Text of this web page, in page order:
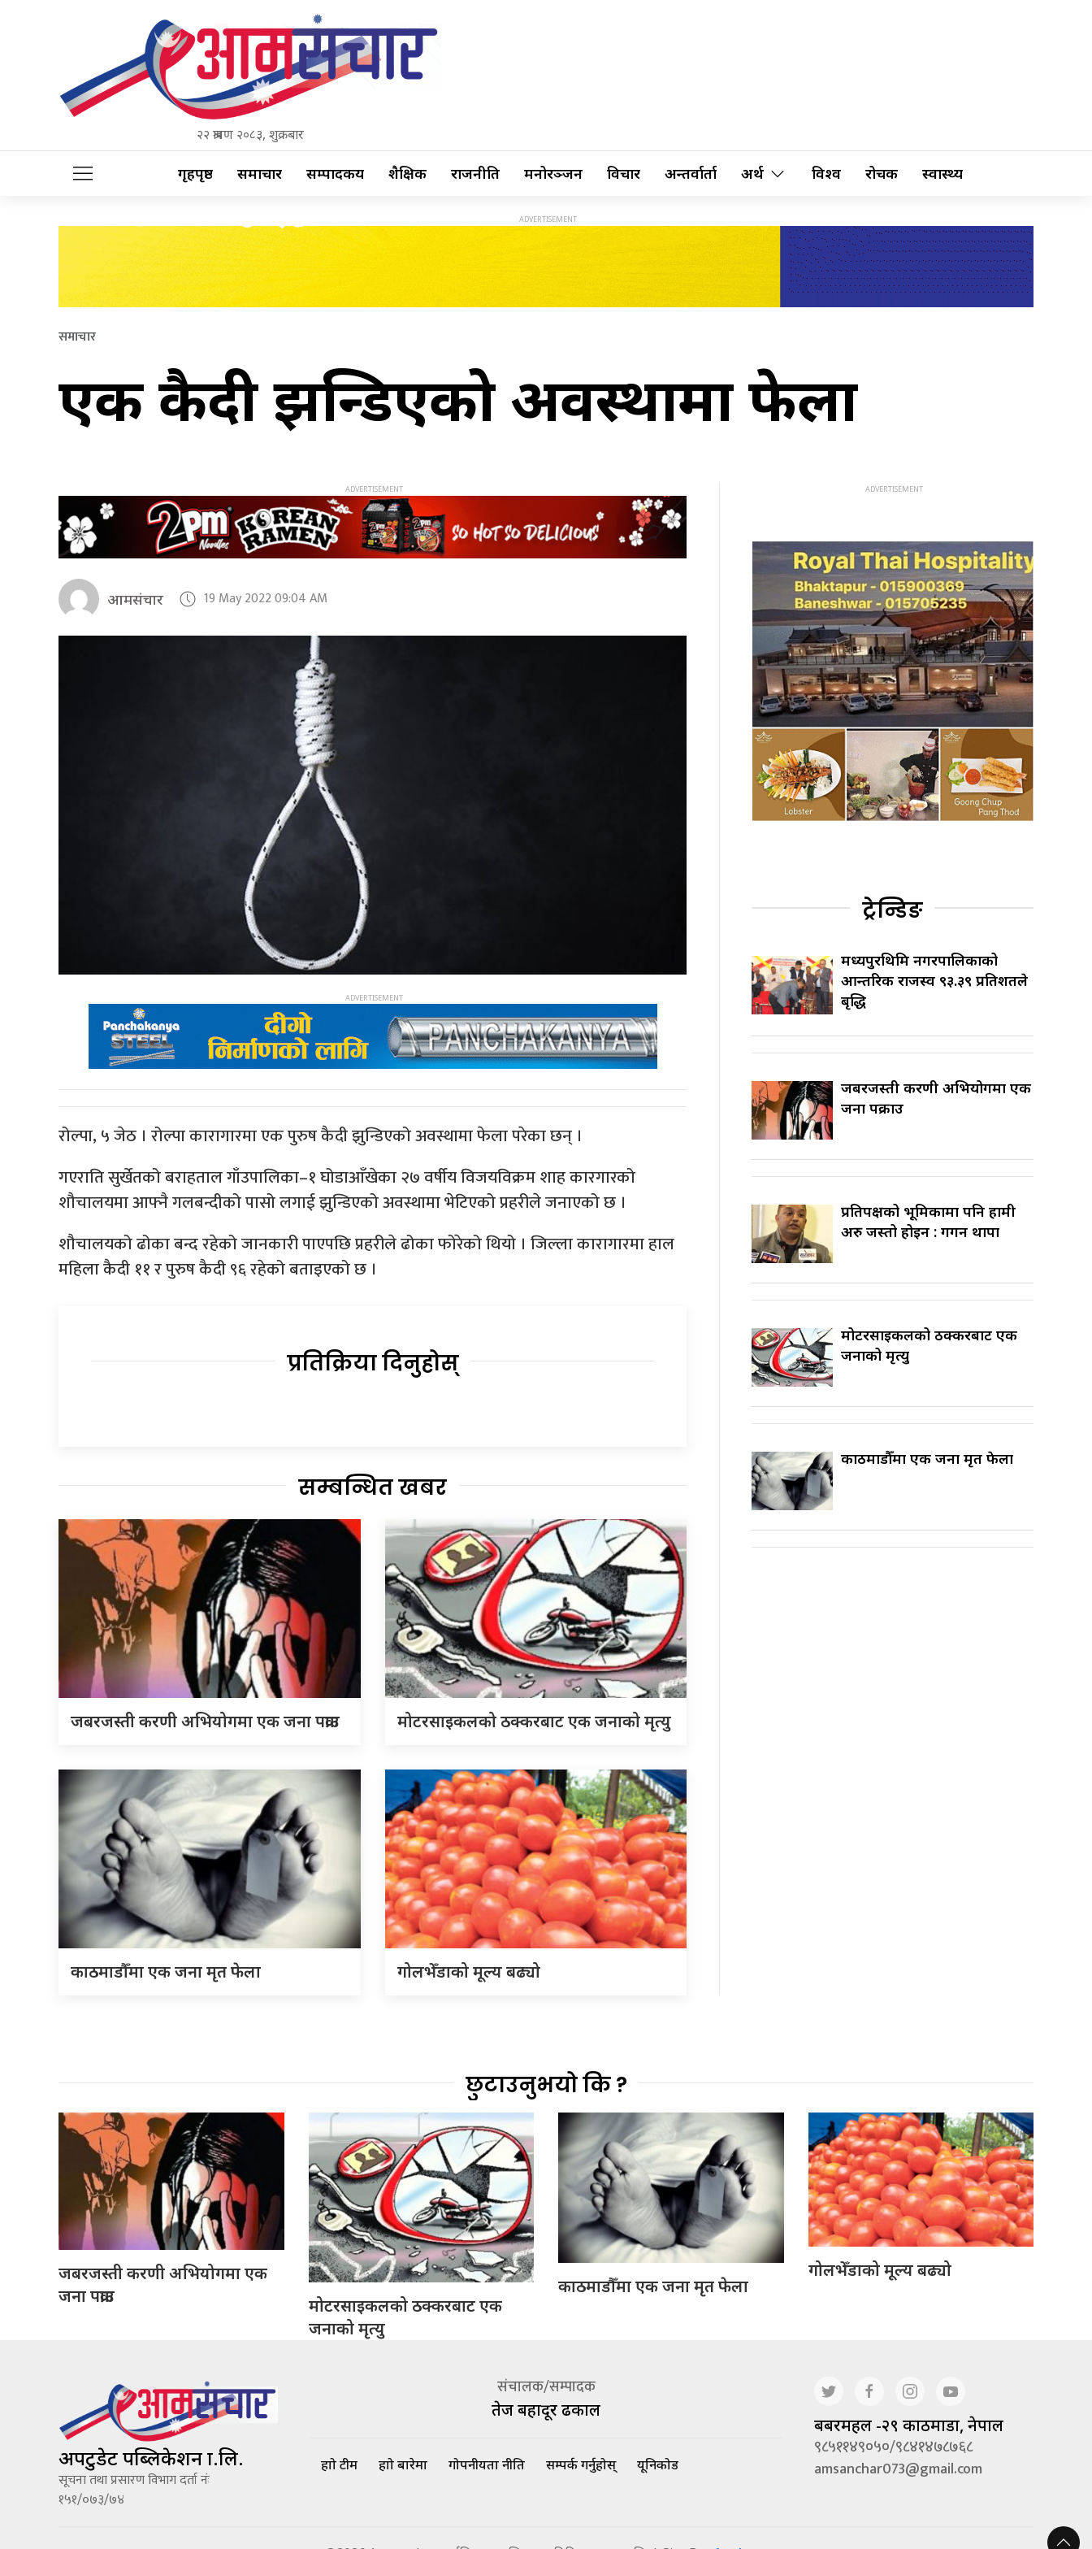
२२ श्रावण २०८३, शुक्रबार
गृहपृष्ठ समाचार सम्पादकीय शैक्षिक राजनीति मनोरञ्जन विचार अन्तर्वार्ता अर्थ विश्व रोचक स्वास्थ्य
समाचार
एक कैदी झुन्डिएको अवस्थामा फेला
आमसंचार 19 May 2022 09:04 AM
रोल्पा, ५ जेठ । रोल्पा कारागारमा एक पुरुष कैदी झुन्डिएको अवस्थामा फेला परेका छन् ।
गएराति सुर्खेतको बराहताल गाँउपालिका–१ घोडाआँखेका २७ वर्षीय विजयविक्रम शाह कारगारको
शौचालयमा आफ्नै गलबन्दीको पासो लगाई झुन्डिएको अवस्थामा भेटिएको प्रहरीले जनाएको छ ।
शौचालयको ढोका बन्द रहेको जानकारी पाएपछि प्रहरीले ढोका फोरेको थियो । जिल्ला कारागारमा हाल
महिला कैदी ११ र पुरुष कैदी ९६ रहेको बताइएको छ ।
प्रतिक्रिया दिनुहोस्
सम्बन्धित खबर
जबरजस्ती करणी अभियोगमा एक जना पक्राउ मोटरसाइकलको ठक्करबाट एक जनाको मृत्यु
काठमाडौँमा एक जना मृत फेला गोलभेँडाको मूल्य बढ्यो
ट्रेन्डिङ
मध्यपुरथिमि नगरपालिकाको
आन्तरिक राजस्व ९३.३९ प्रतिशतले
बृद्धि
जबरजस्ती करणी अभियोगमा एक
जना पक्राउ
प्रतिपक्षको भूमिकामा पनि हामी
अरु जस्तो होइन : गगन थापा
मोटरसाइकलको ठक्करबाट एक
जनाको मृत्यु
काठमाडौँमा एक जना मृत फेला
छुटाउनुभयो कि ?
जबरजस्ती करणी अभियोगमा एक
जना पक्राउ
मोटरसाइकलको ठक्करबाट एक
जनाको मृत्यु
काठमाडौँमा एक जना मृत फेला
गोलभेँडाको मूल्य बढ्यो
अपटुडेट पब्लिकेशन प्रा.लि.
सूचना तथा प्रसारण विभाग दर्ता नंः
१५१/०७३/७४
संचालक/सम्पादक
तेज बहादूर ढकाल
हाम्रो टीम हाम्रो बारेमा गोपनीयता नीति सम्पर्क गर्नुहोस् यूनिकोड
बबरमहल -२९ काठमाडौं, नेपाल
९८५११४९०५०/९८४१४७८७६८
amsanchar073@gmail.com